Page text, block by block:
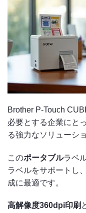
Brother P-Touch
必要とする企業にと
る強力なソリューシ
このポータブルラベ
ラベルをサポートし
成に最適です。
高解像度360dpi印刷